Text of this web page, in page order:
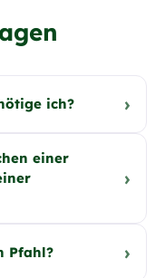
ich? ›
einer
›
Pfahl? ›